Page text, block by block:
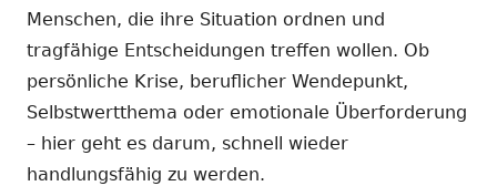
Menschen, die ihre Situation ordnen und
tragfähige Entscheidungen treffen wollen. Ob
persönliche Krise, beruflicher Wendepunkt,
Selbstwertthema oder emotionale Überforderung
– hier geht es darum, schnell wieder
handlungsfähig zu werden.